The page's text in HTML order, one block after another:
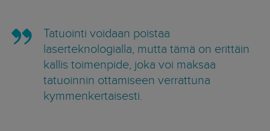
Tatuointi voidaan poistaa
laserteknologialla, mutta tämä on erittäin
kallis toimenpide, joka voi maksaa
tatuoinnin ottamiseen verrattuna
kymmenkertaisesti.